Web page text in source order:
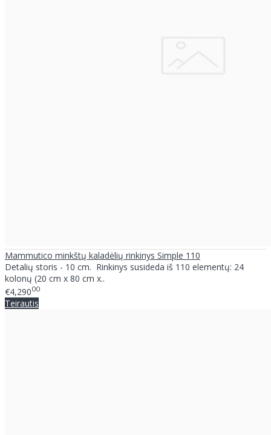
Mammutico minkštų kaladėlių rinkinys Simple 110
Detalių storis - 10 cm. Rinkinys susideda iš 110 elementų: 24
kolonų (20 cm x 80 cm x..
€4,29000
Teirautis